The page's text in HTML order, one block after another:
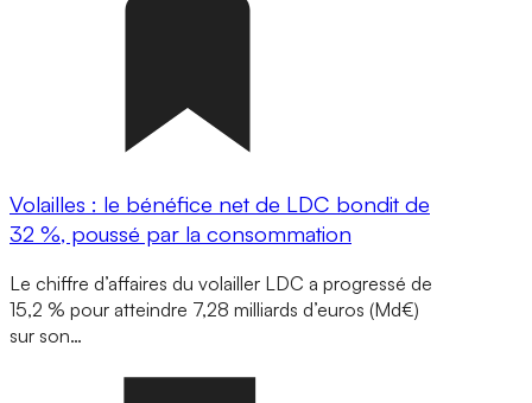
Volailles : le bénéfice net de LDC bondit de
32 %, poussé par la consommation
Le chiffre d’affaires du volailler LDC a progressé de
15,2 % pour atteindre 7,28 milliards d’euros (Md€)
sur son…